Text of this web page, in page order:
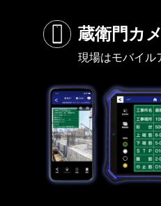
蔵衛門カ
現場はモバイル